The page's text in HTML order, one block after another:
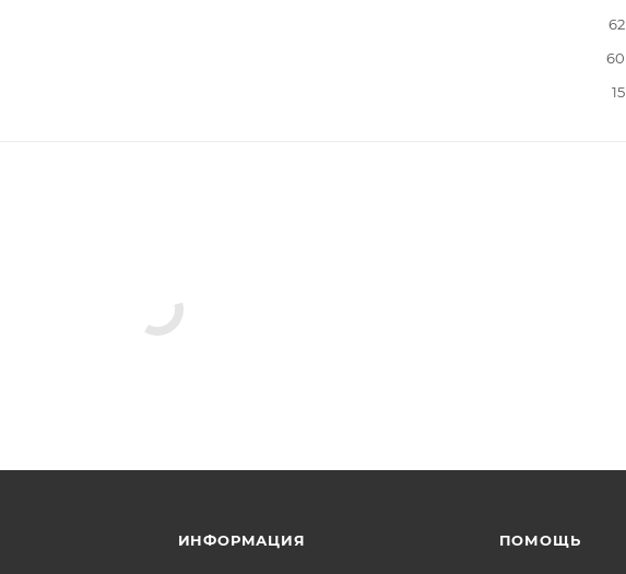
62
60
15
ИНФОРМАЦИЯ ПОМОЩЬ